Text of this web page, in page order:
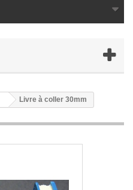
Livre à coller 30mm